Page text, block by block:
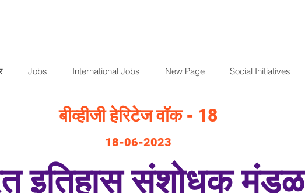
बीव्हीजी हेरिटेज वॉक - 18
18-06-2023
इतिहास संशोधक मंडळ
Jobs International Jobs New Page Social Initiatives